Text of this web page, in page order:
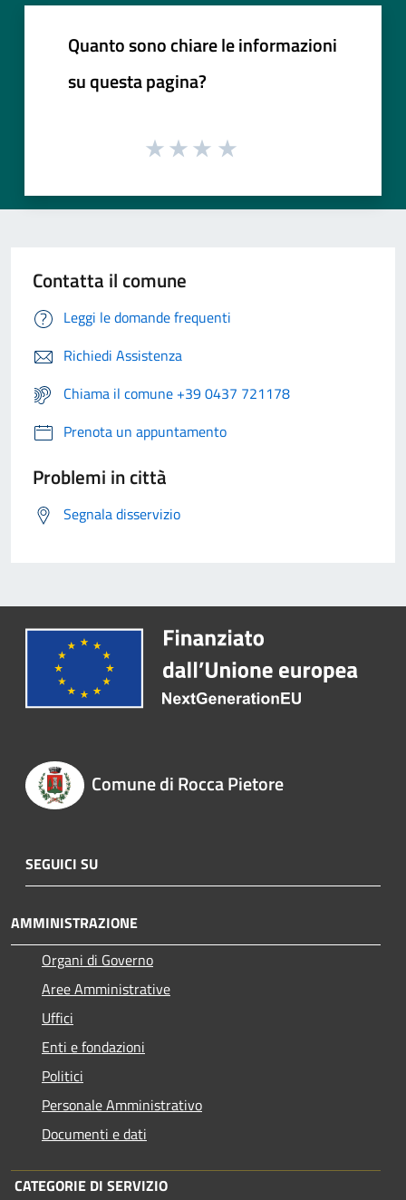
Quanto sono chiare le informazioni
su questa pagina?
Contatta il comune
Leggi le domande frequenti
Richiedi Assistenza
Chiama il comune +39 0437 721178
Prenota un appuntamento
Problemi in città
Segnala disservizio
Comune di Rocca Pietore
SEGUICI SU
AMMINISTRAZIONE
Organi di Governo
Aree Amministrative
Uffici
Enti e fondazioni
Politici
Personale Amministrativo
Documenti e dati
CATEGORIE DI SERVIZIO